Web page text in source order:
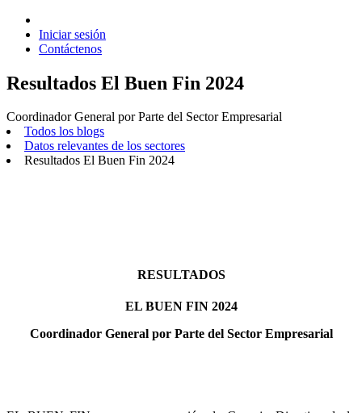
Iniciar sesión
Contáctenos
Resultados El Buen Fin 2024
Coordinador General por Parte del Sector Empresarial
Todos los blogs
Datos relevantes de los sectores
Resultados El Buen Fin 2024
RESULTADOS
EL BUEN FIN 2024
Coordinador General por Parte del Sector Empresarial